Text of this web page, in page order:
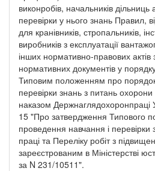
виконробів, начальників
перевірки у нього знань Правил,
для кранівників, стропальників,
виробників з експлуатації
інших нормативно-правових актів
нормативних документів у
Типовим положенням про
перевірки знань з питань
наказом Держнаглядохоронпраці
15 "Про затвердження Типового
проведення навчання і
праці та Переліку робіт з
зареєстрованим в Міністерстві
за N 231/10511".